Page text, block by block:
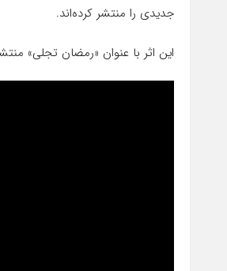
جدیدی را منتشر کرده‌اند.
این اثر با عنوان «رمضان تجلی»